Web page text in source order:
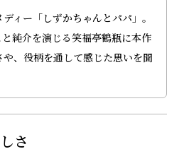
ィー「しずかちゃんとパパ」。
純介を演じる笑福亭鶴瓶に本作
、役柄を通して感じた思いを聞
さ